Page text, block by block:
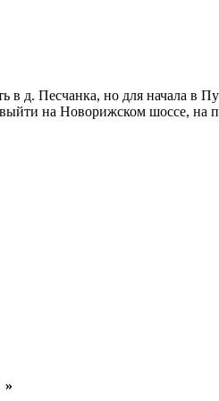
д. Песчанка, но для начала в
выйти на Новорижском шоссе, на